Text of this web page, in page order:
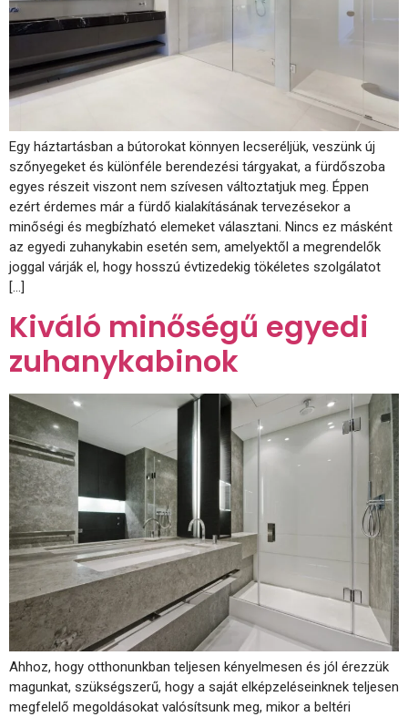
Egy háztartásban a bútorokat könnyen lecseréljük, veszünk új
szőnyegeket és különféle berendezési tárgyakat, a fürdőszoba
egyes részeit viszont nem szívesen változtatjuk meg. Éppen
ezért érdemes már a fürdő kialakításának tervezésekor a
minőségi és megbízható elemeket választani. Nincs ez másként
az egyedi zuhanykabin esetén sem, amelyektől a megrendelők
joggal várják el, hogy hosszú évtizedekig tökéletes szolgálatot
[…]
Kiváló minőségű egyedi
zuhanykabinok
Ahhoz, hogy otthonunkban teljesen kényelmesen és jól érezzük
magunkat, szükségszerű, hogy a saját elképzeléseinknek teljesen
megfelelő megoldásokat valósítsunk meg, mikor a beltéri